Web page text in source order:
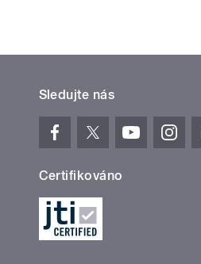
Sledujte nás
Certifikováno